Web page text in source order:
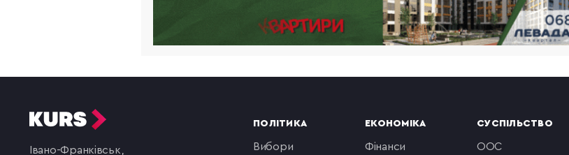
Івано-Франківськ,
ПОЛІТИКА
вибори
ЕКОНОМІКА
фінанси
СУСПІЛЬСТВО
ООС